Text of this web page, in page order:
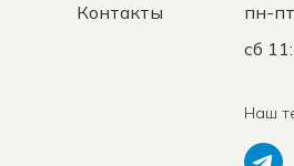
Контакты
пн-
сб
Наш